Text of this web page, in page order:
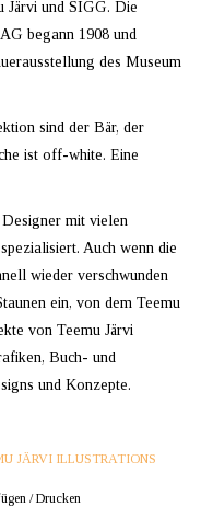
Järvi und SIGG. Die
begann 1908 und
des Museum
sind der Bär, der
ist off-white. Eine
mit vielen
Auch wenn die
wieder verschwunden
ein, von dem Teemu
von Teemu Järvi
Buch- und
und Konzepte.
JÄRVI ILLUSTRATIONS
/Drucken